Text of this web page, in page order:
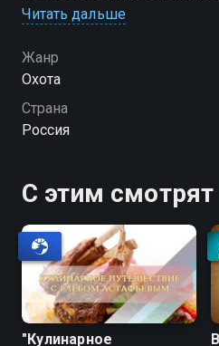
историей этих земель. В
обычаях
Читать дальше
Жанр
Охота
Страна
Россия
С этим смотрят
"Кулинарное